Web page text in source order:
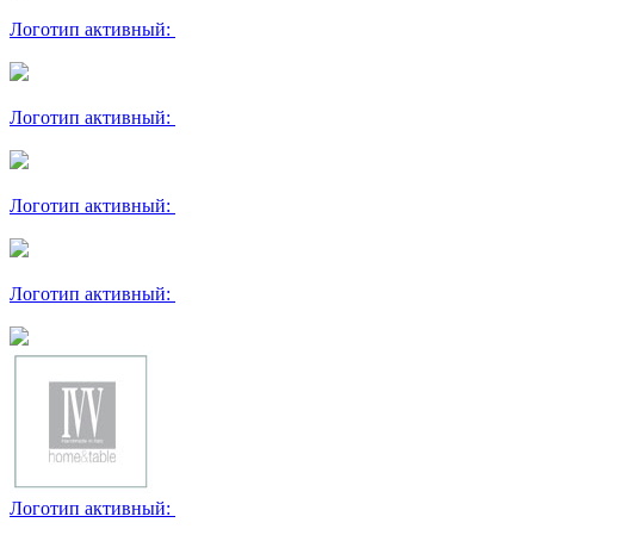
Логотип активный:
Логотип активный:
Логотип активный:
Логотип активный:
Логотип активный: